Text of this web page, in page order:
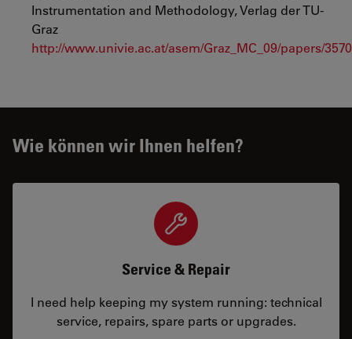
Instrumentation and Methodology, Verlag der TU-
Graz
http://www.univie.ac.at/asem/Graz_MC_09/papers/
Wie können wir Ihnen helfen?
Service & Repair
I need help keeping my system running: technical
service, repairs, spare parts or upgrades.